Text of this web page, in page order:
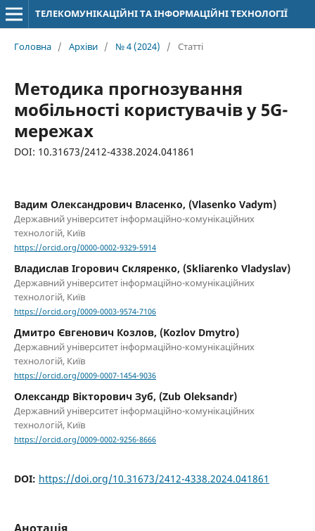
ТЕЛЕКОМУНІКАЦІЙНІ ТА ІНФОРМАЦІЙНІ ТЕХНОЛОГІЇ
Головна / Архіви / № 4 (2024) / Статті
Методика прогнозування
мобільності користувачів у 5G-
мережах
DOI: 10.31673/2412-4338.2024.041861
Вадим Олександрович Власенко, (Vlasenko Vadym)
Державний університет інформаційно-комунікаційних
технологій, Київ
https://orcid.org/0000-0002-9329-5914
Владислав Ігорович Скляренко, (Skliarenko Vladyslav)
Державний університет інформаційно-комунікаційних
технологій, Київ
https://orcid.org/0009-0003-9574-7106
Дмитро Євгенович Козлов, (Kozlov Dmytro)
Державний університет інформаційно-комунікаційних
технологій, Київ
https://orcid.org/0009-0007-1454-9036
Олександр Вікторович Зуб, (Zub Oleksandr)
Державний університет інформаційно-комунікаційних
технологій, Київ
https://orcid.org/0009-0002-9256-8666
DOI: https://doi.org/10.31673/2412-4338.2024.041861